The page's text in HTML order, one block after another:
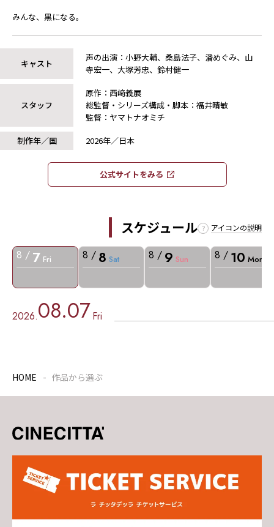
――みんな、黒になる。
キャスト
声の出演：小野大輔、桑島法子、潘めぐみ、山
寺宏一、大塚芳忠、鈴村健一
スタッフ
原作：西﨑義展
総監督・シリーズ構成・脚本：福井晴敏
監督：ヤマトナオミチ
制作年／国
2026年／日本
公式サイトをみる​​
スケジュール アイコンの説明
8 / 7 Fri 8 / 8 Sat 8 / 9 Sun 8 / 10 Mon
2026.08.07Fri
HOME 作品から選ぶ